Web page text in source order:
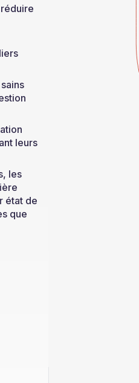
leurs
les
état de
que